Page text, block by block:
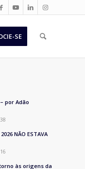
SE
por Adão
NÃO ESTAVA
às origens da